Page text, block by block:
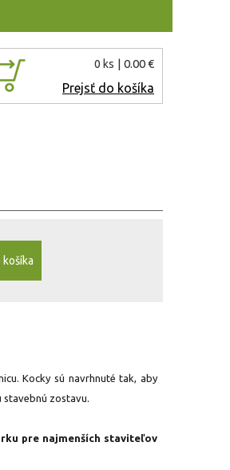
0 ks | 0.00 €
Prejsť do košíka
Kocky sú navrhnuté tak, aby
zostavu.
pre najmenších staviteľov